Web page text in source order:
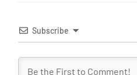
Subscribe